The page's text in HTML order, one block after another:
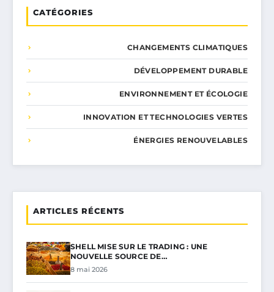
CATÉGORIES
CHANGEMENTS CLIMATIQUES
DÉVELOPPEMENT DURABLE
ENVIRONNEMENT ET ÉCOLOGIE
INNOVATION ET TECHNOLOGIES VERTES
ÉNERGIES RENOUVELABLES
ARTICLES RÉCENTS
SHELL MISE SUR LE TRADING : UNE
NOUVELLE SOURCE DE…
8 mai 2026